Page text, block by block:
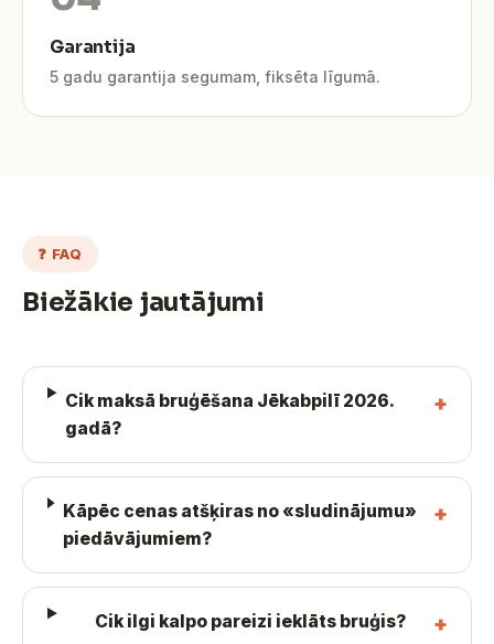
Garantija
5 gadu garantija segumam, fiksēta līgumā.
❓ FAQ
Biežākie jautājumi
Cik maksā bruģēšana Jēkabpilī 2026.
gadā?
Kāpēc cenas atšķiras no «sludinājumu»
piedāvājumiem?
Cik ilgi kalpo pareizi ieklāts bruģis?